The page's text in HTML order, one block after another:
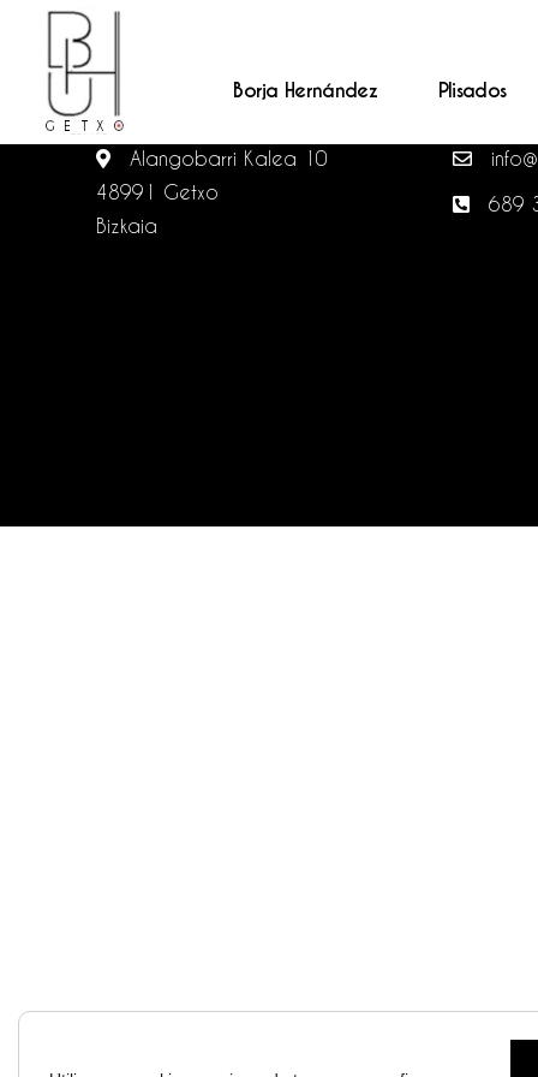
Borja Hernández Plisados
BHUGETXO ATELIER A MEDIDA
Alangobarri Kalea 10
48991 Getxo
Bizkaia
689